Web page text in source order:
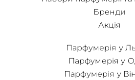
Бренди
Акція
Парфумерія у
Парфумерія у
Парфумерія у